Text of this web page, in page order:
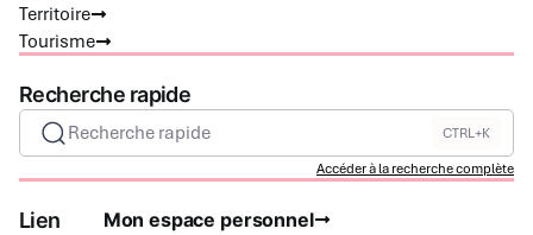
Territoire
Tourisme
Recherche rapide
Recherche rapide CTRL+K
Accéder à la recherche complète
Lien
Mon espace personnel